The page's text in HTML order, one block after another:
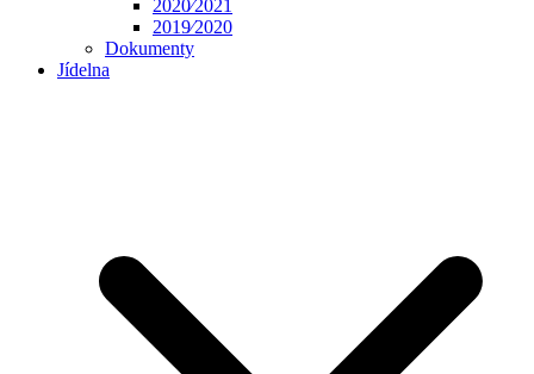
2020⁄2021
2019⁄2020
Dokumenty
Jídelna